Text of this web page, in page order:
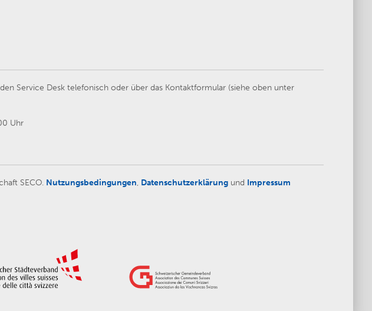
Service Desk telefonisch oder über das Kontaktformular (siehe oben unter
Uhr
SECO. Nutzungsbedingungen, Datenschutzerklärung und Impressum